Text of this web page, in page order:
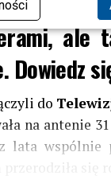
ale
Dowiedz
do
na antenie
lata wspólnie